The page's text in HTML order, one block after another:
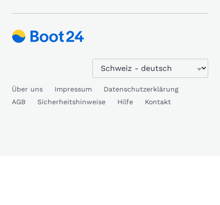
Über uns Impressum
Datenschutzerklärung
AGB
Sicherheitshinweise Hilfe Kontakt